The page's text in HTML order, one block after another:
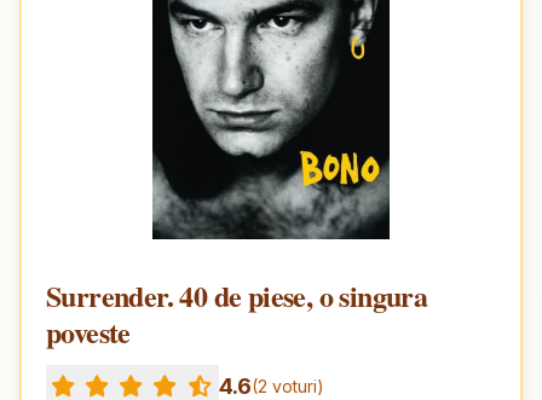
Surrender. 40 de piese, o singura
poveste
4.6(2 voturi)